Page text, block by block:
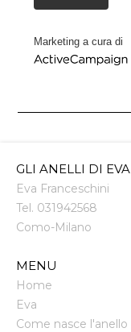
Marketing a cura di
ActiveCampaign
GLI ANELLI DI EVA
Eva Franceschini
Tel. 031942568
Como-Milano
MENU
Home
Eva
Come nasce l'anello